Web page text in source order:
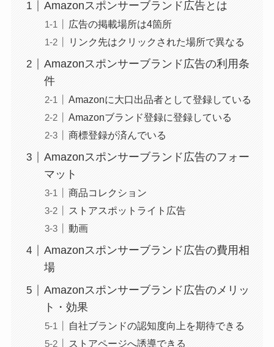
Amazonスポンサーブランド広告とは
広告の掲載場所は4箇所
リンク先はクリックされた場所で異なる
Amazonスポンサーブランド広告の利用条
件
Amazonに大口出品者として登録している
Amazonブランド登録に登録している
商標登録が済んでいる
Amazonスポンサーブランド広告のフォー
マット
商品コレクション
ストアスポットライト広告
動画
Amazonスポンサーブランド広告の費用相
場
Amazonスポンサーブランド広告のメリッ
ト・効果
自社ブランドの認知度向上を期待できる
ストアページへ誘導できる